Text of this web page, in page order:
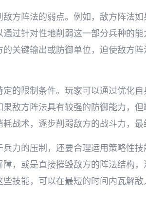
方阵法的弱点。例如，敌方阵法
过针对性地削弱这一部分兵种的
关键输出或防御单位，迫使敌方
的限制条件。玩家可以通过优化
敌方阵法具有较强的防御能力，
战术，逐步削弱敌方的战斗力，最
力的压制，还要合理运用策略性
，或是直接摧毁敌方的阵法结构
技能，可以在最短的时间内瓦解